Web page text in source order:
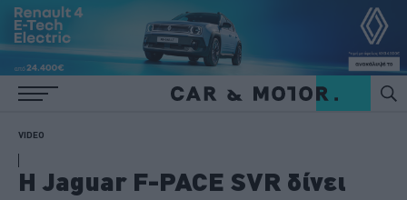
VIDEO
H Jaguar F-PACE SVR δίνει